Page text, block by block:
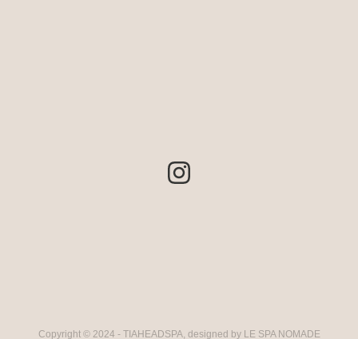
Copyright © 2024 - TIAHEADSPA, designed by LE SPA NOMADE